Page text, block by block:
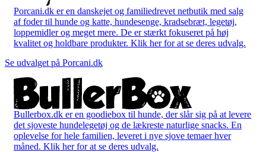
Porcani.dk er en danskejet og familiedrevet netbutik med salg
af foder til hunde og katte, hundesenge, kradsebræt, legetøj,
loppemidler og meget mere. De er stærkt fokuseret på høj
kvalitet og holdbare produkter. Klik her for at se deres udvalg.
Se udvalget på Porcani.dk
Bullerbox.dk er en goodiebox til hunde, der slår sig på at levere
det sjoveste hundelegetøj og de lækreste naturlige snacks. En
oplevelse for hele familien, leveret i nye sjove temaer hver
måned. Klik her for at se deres udvalg.